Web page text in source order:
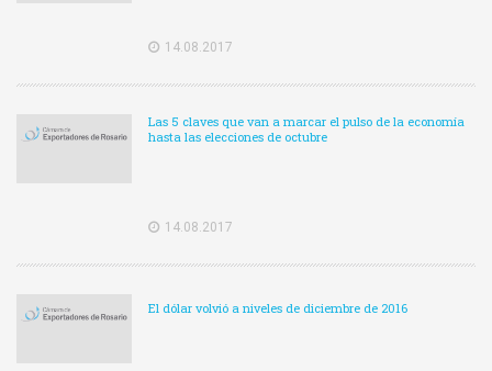
14.08.2017
Las 5 claves que van a marcar el pulso de la economía
hasta las elecciones de octubre
14.08.2017
El dólar volvió a niveles de diciembre de 2016